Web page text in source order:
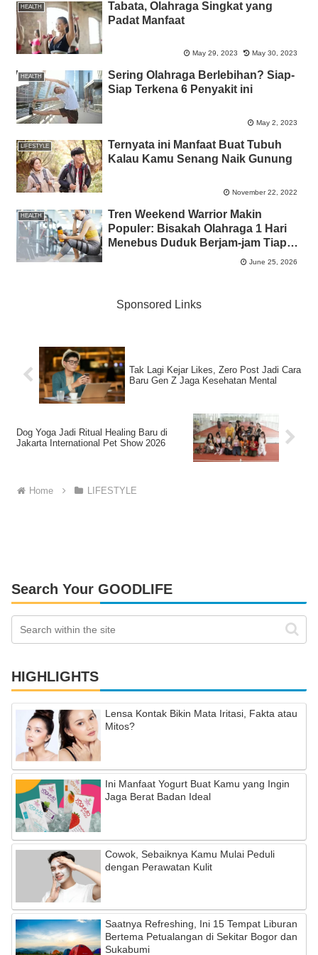
HEALTH
Tabata, Olahraga Singkat yang
Padat Manfaat
May 29, 2023 May 30, 2023
HEALTH
Sering Olahraga Berlebihan? Siap-
Siap Terkena 6 Penyakit ini
May 2, 2023
LIFESTYLE
Ternyata ini Manfaat Buat Tubuh
Kalau Kamu Senang Naik Gunung
November 22, 2022
HEALTH
Tren Weekend Warrior Makin
Populer: Bisakah Olahraga 1 Hari
Menebus Duduk Berjam-jam Tiap
June 25, 2026
Sponsored Links
Tak Lagi Kejar Likes, Zero Post Jadi Cara
Baru Gen Z Jaga Kesehatan Mental
Dog Yoga Jadi Ritual Healing Baru di
Jakarta International Pet Show 2026
Home LIFESTYLE
Search Your GOODLIFE
HIGHLIGHTS
Lensa Kontak Bikin Mata Iritasi, Fakta atau
Mitos?
Ini Manfaat Yogurt Buat Kamu yang Ingin
Jaga Berat Badan Ideal
Cowok, Sebaiknya Kamu Mulai Peduli
dengan Perawatan Kulit
Saatnya Refreshing, Ini 15 Tempat Liburan
Bertema Petualangan di Sekitar Bogor dan
Sukabumi